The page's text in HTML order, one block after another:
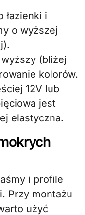
łazienki i
o wyższej
(bliżej
kolorów.
12V lub
jest
elastyczna.
i profile
Przy montażu
użyć